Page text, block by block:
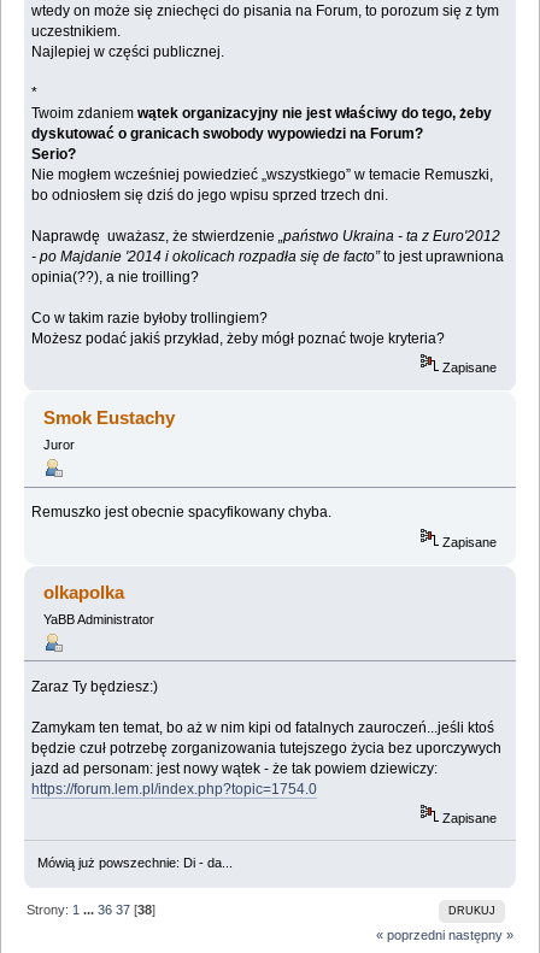
wtedy on może się zniechęci do pisania na Forum, to porozum się z tym
uczestnikiem.
Najlepiej w części publicznej.
*
Twoim zdaniemwątek organizacyjny nie jest właściwy do tego, żeby
dyskutować o granicach swobody wypowiedzi na Forum?
Serio?
Nie mogłem wcześniej powiedzieć „wszystkiego” w temacie Remuszki,
bo odniosłem się dziś do jego wpisu sprzed trzech dni.
Naprawdę uważasz, że stwierdzenie„państwo Ukraina - ta z Euro'2012
- po Majdanie '2014 i okolicach rozpadła się de facto”to jest uprawniona
opinia(??), a nie troilling?
Co w takim razie byłoby trollingiem?
Możesz podać jakiś przykład, żeby mógł poznać twoje kryteria?
Zapisane
Smok Eustachy
Juror
Remuszko jest obecnie spacyfikowany chyba.
Zapisane
olkapolka
YaBB Administrator
Zaraz Ty będziesz:)
Zamykam ten temat, bo aż w nim kipi od fatalnych zauroczeń...jeśli ktoś
będzie czuł potrzebę zorganizowania tutejszego życia bez uporczywych
jazd ad personam: jest nowy wątek - że tak powiem dziewiczy:
https://forum.lem.pl/index.php?topic=1754.0
Zapisane
Mówią już powszechnie: Di - da...
DRUKUJ
Strony: 1 ...36 37 [38]
« poprzedni następny »